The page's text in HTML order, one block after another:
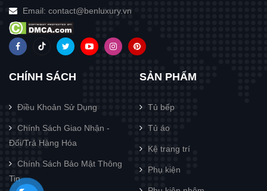
Email: contact@benluxury.vn
CHÍNH SÁCH
Điều Khoản Sử Dụng
Chính Sách Giao Nhận -
Đổi/Trả Hàng Hóa
Chính Sách Bảo Mật Thông
Tin
SẢN PHẨM
Tủ bếp
Tủ áo
Kệ trang trí
Phụ kiện